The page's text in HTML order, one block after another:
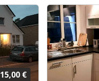
15,00 €